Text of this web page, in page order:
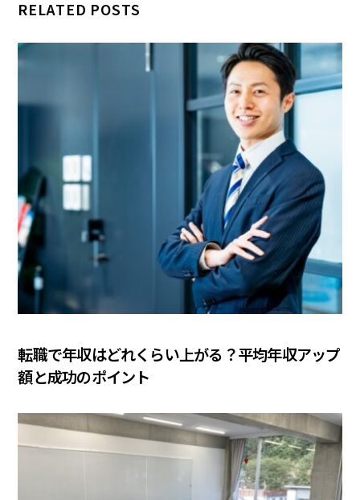
RELATED POSTS
転職で年収はどれくらい上がる？平均年収アップ
額と成功のポイント